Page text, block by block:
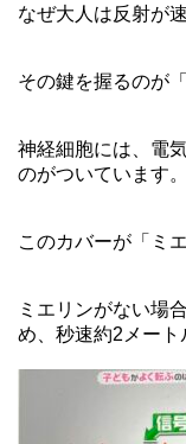
なぜ大人は反射が
その鍵を握るのが
神経細胞には、電
のがついています。
このカバーが「ミ
ミエリンがない場
め、秒速約2メート